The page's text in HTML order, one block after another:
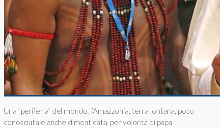
Una “periferia” del mondo, l’Amazzonia, terra lontana, poco
conosciuta e anche dimenticata, per volontà di papa